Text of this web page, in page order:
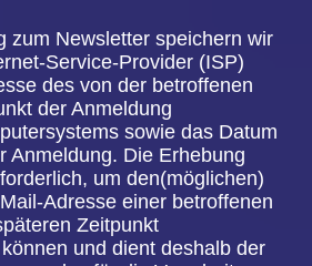
— aussagekräftige
Logik sowie die
Auswirkungen
für die betroffene
Person ein
ob personenbezogene
an eine internationale
Sofern dies der
Person im Übrigen
die geeigneten
mit der Übermittlung